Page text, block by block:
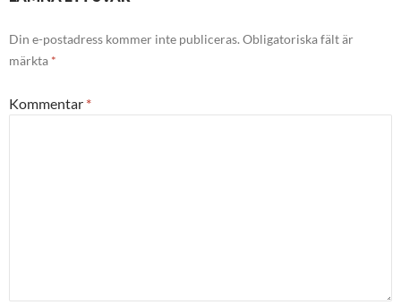
Din e-postadress kommer inte publiceras. Obligatoriska fält är
märkta *
Kommentar *